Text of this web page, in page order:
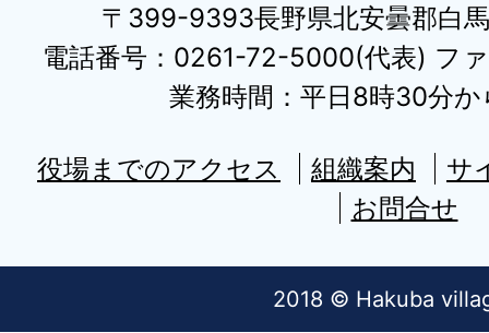
〒399-9393長野県北安曇郡白
電話番号：0261-72-5000(代表) フ
業務時間：平日8時30分か
役場までのアクセス 組織案内
サ
お問合せ
2018 © Hakuba